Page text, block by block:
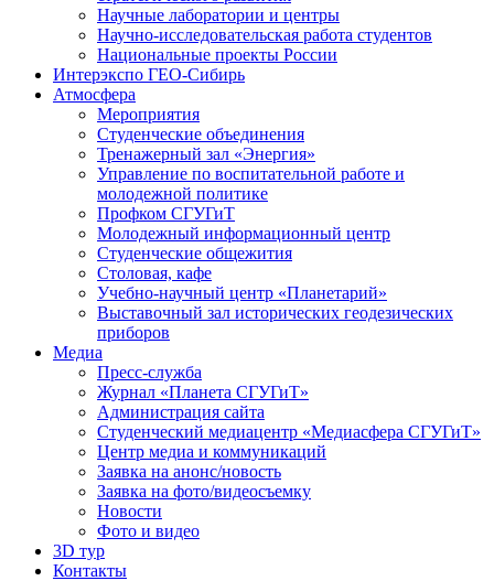
Научные лаборатории и центры
Научно-исследовательская работа студентов
Национальные проекты России
Интерэкспо ГЕО-Сибирь
Атмосфера
Мероприятия
Студенческие объединения
Тренажерный зал «Энергия»
Управление по воспитательной работе и
молодежной политике
Профком СГУГиТ
Молодежный информационный центр
Студенческие общежития
Столовая, кафе
Учебно-научный центр «Планетарий»
Выставочный зал исторических геодезических
приборов
Медиа
Пресс-служба
Журнал «Планета СГУГиТ»
Администрация сайта
Студенческий медиацентр «Медиасфера СГУГиТ»
Центр медиа и коммуникаций
Заявка на анонс/новость
Заявка на фото/видеосъемку
Новости
Фото и видео
3D тур
Контакты